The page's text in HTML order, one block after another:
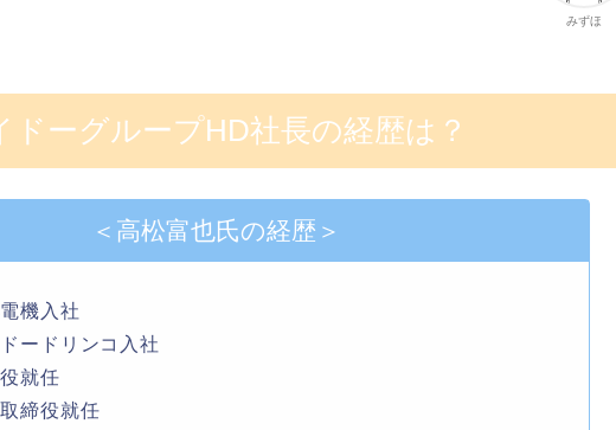
みずほ
ドーグループHD社長の経歴は？
＜高松富也氏の経歴＞
機入社
ードリンコ入社
就任
締役就任